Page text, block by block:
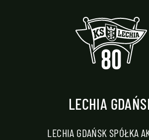
LECHIA
LECHIA GDAŃSK SPÓŁKA